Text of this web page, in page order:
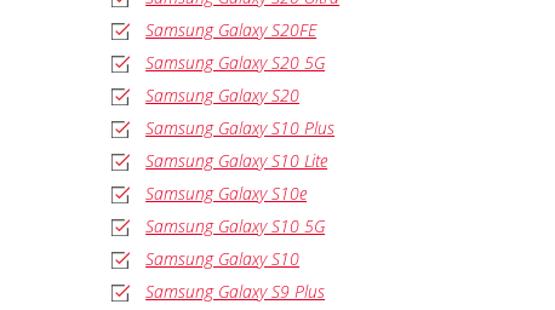
Samsung Galaxy S20FE
Samsung Galaxy S20 5G
Samsung Galaxy S20
Samsung Galaxy S10 Plus
Samsung Galaxy S10 Lite
Samsung Galaxy S10e
Samsung Galaxy S10 5G
Samsung Galaxy S10
Samsung Galaxy S9 Plus